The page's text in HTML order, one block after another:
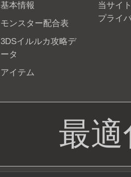
基本情報
モンスター配合表
3DSイルルカ攻略デ
ータ
アイテム
当サイ
プライ
最